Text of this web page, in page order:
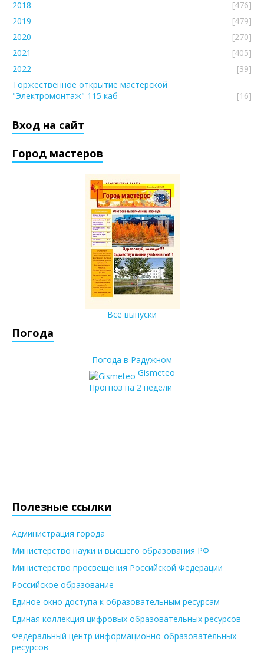
2018
[476]
2019
[479]
2020
[270]
2021
[405]
2022
[39]
Торжественное открытие мастерской
"Электромонтаж" 115 каб
[16]
Вход на сайт
Город мастеров
Все выпуски
Погода
Погода в Радужном
Gismeteo
Прогноз на 2 недели
Полезные ссылки
Администрация города
Министерство науки и высшего образования РФ
Министерство просвещения Российской Федерации
Российское образование
Единое окно доступа к образовательным ресурсам
Единая коллекция цифровых образовательных ресурсов
Федеральный центр информационно-образовательных
ресурсов